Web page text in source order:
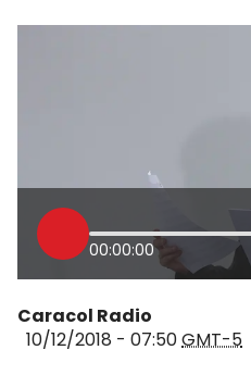
00:00:00
Caracol Radio
10/12/2018 - 07:50GMT-5